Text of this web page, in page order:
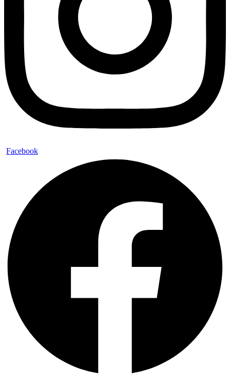
Facebook